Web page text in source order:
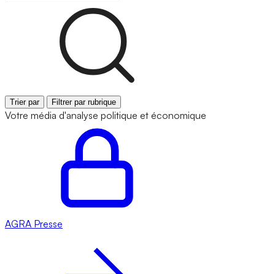
Trier par Filtrer par rubrique
Votre média d'analyse politique et économique
AGRA Presse